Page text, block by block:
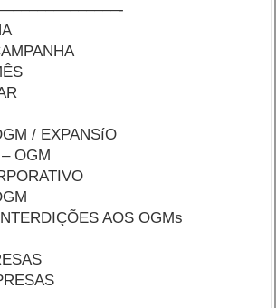
/ EXPANSíO
OGM
AOS OGMs